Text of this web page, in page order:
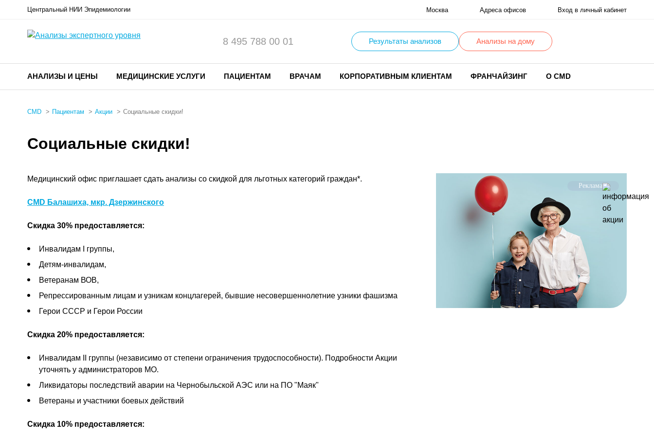
Центральный НИИ Эпидемиологии Москва Адреса офисов Вход в личный кабинет
8 495 788 00 01 Результаты анализов Анализы на дому
АНАЛИЗЫ И ЦЕНЫ МЕДИЦИНСКИЕ УСЛУГИ ПАЦИЕНТАМ ВРАЧАМ КОРПОРАТИВНЫМ КЛИЕНТАМ ФРАНЧАЙЗИНГ О CMD
CMD Пациентам Акции Социальные скидки!
Социальные скидки!
Реклама
Медицинский офис приглашает сдать анализы со скидкой для льготных категорий граждан*.
CMD Балашиха, мкр. Дзержинского
Скидка 30% предоставляется:
Инвалидам I группы,
Детям-инвалидам,
Ветеранам ВОВ,
Репрессированным лицам и узникам концлагерей, бывшие несовершеннолетние узники фашизма
Герои СССР и Герои России
Скидка 20% предоставляется:
Инвалидам II группы (независимо от степени ограничения трудоспособности). Подробности Акции
уточнять у администраторов МО.
Ликвидаторы последствий аварии на Чернобыльской АЭС или на ПО "Маяк"
Ветераны и участники боевых действий
Скидка 10% предоставляется: